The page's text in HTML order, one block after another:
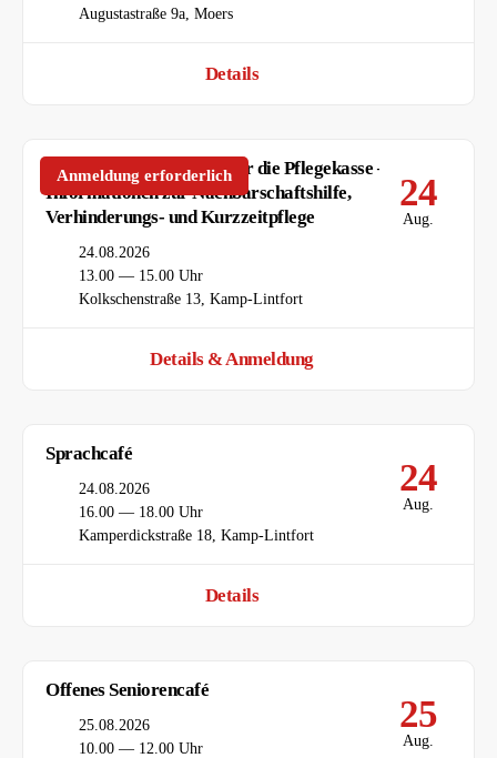
Ort
Augustastraße 9a, Moers
Details
Anmeldung erforderlich 24
Aug.
Entlastungsleistungen über die Pflegekasse –
Informationen zur Nachbarschaftshilfe,
Verhinderungs- und Kurzzeitpflege
Datum
24.08.2026
Uhrzeit
13.00 — 15.00 Uhr
Ort
Kolkschenstraße 13, Kamp-Lintfort
Details & Anmeldung
24
Aug.
Sprachcafé
Datum
24.08.2026
Uhrzeit
16.00 — 18.00 Uhr
Ort
Kamperdickstraße 18, Kamp-Lintfort
Details
25
Aug.
Offenes Seniorencafé
Datum
25.08.2026
Uhrzeit
10.00 — 12.00 Uhr